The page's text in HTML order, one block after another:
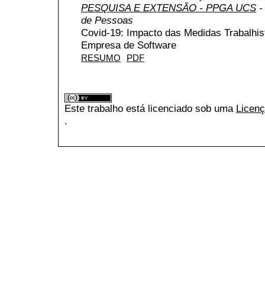
PESQUISA E EXTENSÃO - PPGA UCS -
de Pessoas
Covid-19: Impacto das Medidas
Empresa de Software
RESUMO PDF
Este trabalho está licenciado sob uma
.